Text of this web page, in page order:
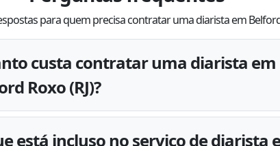
para quem precisa contratar uma diarista em
custa contratar uma diarista em
Roxo (RJ)?
está incluso no serviço de diarista